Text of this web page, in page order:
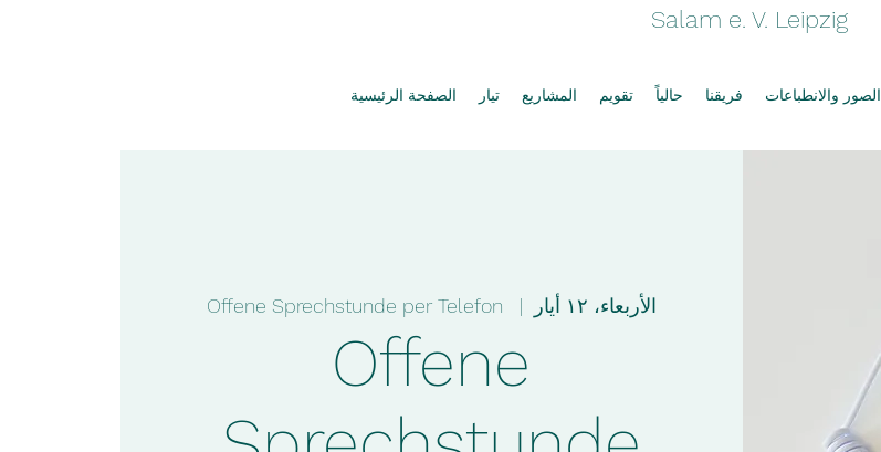
Salam e. V. Leipzig
الصفحة الرئيسية تيار المشاريع تقويم حالياً فريقنا الصور والانطباعات
الأربعاء، ١٢ أيار
  |
Offene